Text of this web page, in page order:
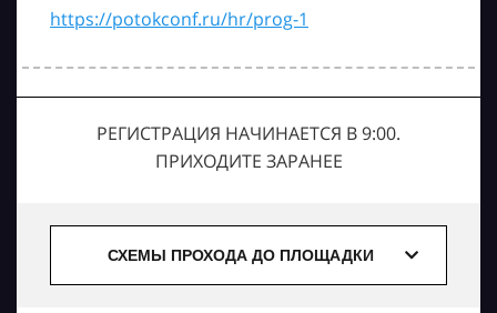
https://potokconf.ru/hr/prog-1
РЕГИСТРАЦИЯ НАЧИНАЕТСЯ В 9:00.
ПРИХОДИТЕ ЗАРАНЕЕ
СХЕМЫ ПРОХОДА ДО ПЛОЩАДКИ